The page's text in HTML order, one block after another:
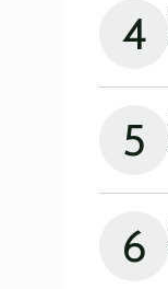
4
5
6